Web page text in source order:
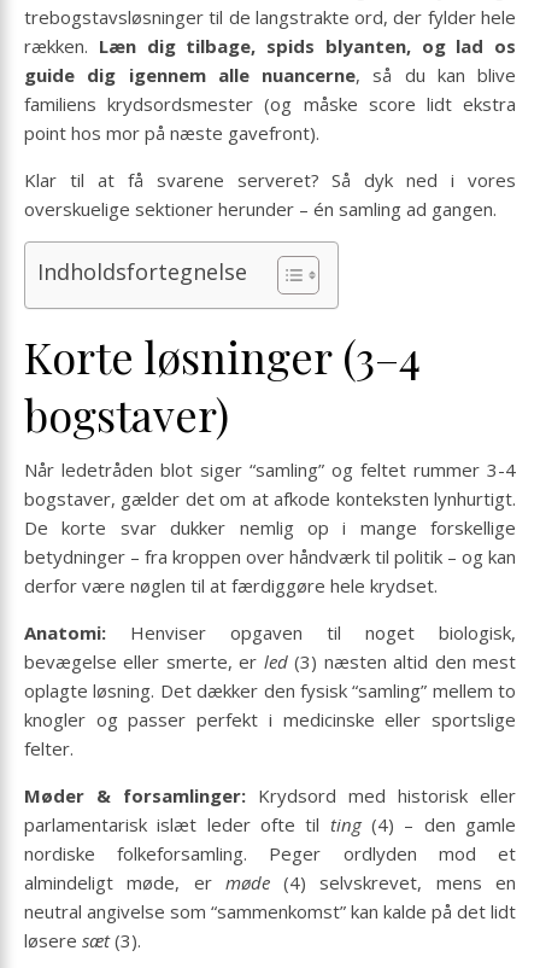
trebogstavsløsninger til de langstrakte ord, der fylder hele
rækken. Læn dig tilbage, spids blyanten, og lad os
guide dig igennem alle nuancerne, så du kan blive
familiens krydsordsmester (og måske score lidt ekstra
point hos mor på næste gavefront).
Klar til at få svarene serveret? Så dyk ned i vores
overskuelige sektioner herunder – én samling ad gangen.
Indholdsfortegnelse
Korte løsninger (3–4
bogstaver)
Når ledetråden blot siger “samling” og feltet rummer 3-4
bogstaver, gælder det om at afkode konteksten lynhurtigt.
De korte svar dukker nemlig op i mange forskellige
betydninger – fra kroppen over håndværk til politik – og kan
derfor være nøglen til at færdiggøre hele krydset.
Anatomi: Henviser opgaven til noget biologisk,
bevægelse eller smerte, er led(3) næsten altid den mest
oplagte løsning. Det dækker den fysisk “samling” mellem to
knogler og passer perfekt i medicinske eller sportslige
felter.
Møder & forsamlinger: Krydsord med historisk eller
parlamentarisk islæt leder ofte til ting(4) – den gamle
nordiske folkeforsamling. Peger ordlyden mod et
almindeligt møde, er møde(4) selvskrevet, mens en
neutral angivelse som “sammenkomst” kan kalde på det lidt
løsere sæt(3).